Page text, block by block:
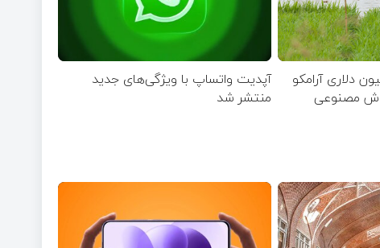
۹.۵ میلیون دلاری آرامکو
مصنوعی
آپدیت‌ واتساپ با ویژگی‌های جدید
منتشر شد